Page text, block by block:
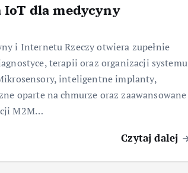
IoT dla medycyny
i Internetu Rzeczy otwiera zupełnie
terapii oraz organizacji systemu
inteligentne implanty,
oparte na chmurze oraz zaawansowane
M2M…
Czytaj dalej